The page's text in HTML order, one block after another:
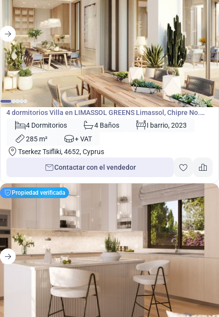
1 790 000
Villa
4 dormitorios Villa en LIMASSOL GREENS Limassol, Chipre No.
5302 4 Dormitorios 4 Baños
I barrio, 2023
285 m²
+ VAT
Tserkez Tsifliki, 4652, Cyprus
Contactar con el vendedor
Propiedad verificada
1 860 000